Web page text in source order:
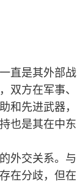
直是其外部战
双方在军事、
和先进武器，
也是其在中东
外交关系。与
在分歧，但在